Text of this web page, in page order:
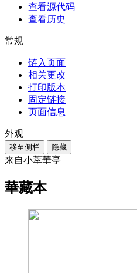
查看源代码
查看历史
常规
链入页面
相关更改
打印版本
固定链接
页面信息
外观
移至侧栏 隐藏
来自小萃華亭
華藏本